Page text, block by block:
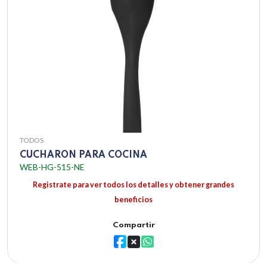
TODOS
CUCHARON PARA COCINA
WEB-HG-515-NE
Registrate para ver todos los detalles y obtener grandes
beneficios
Compartir